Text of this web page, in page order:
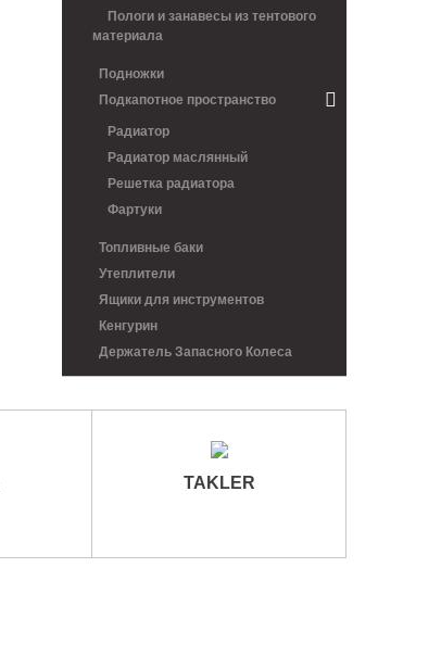
Пологи и занавесы из тентового
материала
Подножки
Подкапотное пространство
Радиатор
Радиатор маслянный
Решетка радиатора
Фартуки
Топливные баки
Утеплители
Ящики для инструментов
Кенгурин
Держатель Запасного Колеса
TAKLER